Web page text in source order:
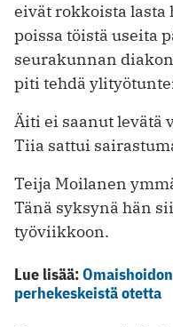
eivät rokkoista lasta
poissa töistä useita
seurakunnan
piti tehdä
Äiti ei saanut levätä
Tiia sattui
Teija Moilanen
Tänä syksynä hän
työviikkoon.
Lue lisää:
perhekeskeistä otetta